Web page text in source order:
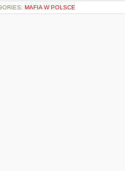
MAFIA W POLSCE